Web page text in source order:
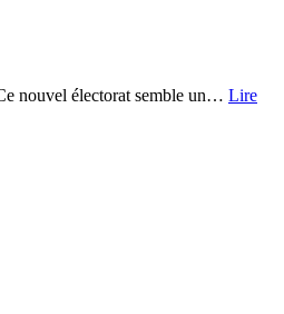
nouvel électorat semble un… Lire